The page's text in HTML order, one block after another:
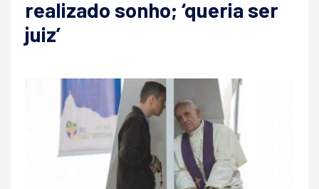
realizado sonho; ‘queria ser
juiz’